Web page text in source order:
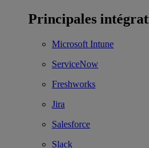
Principales
Microsoft Intune
ServiceNow
Freshworks
Jira
Salesforce
Slack